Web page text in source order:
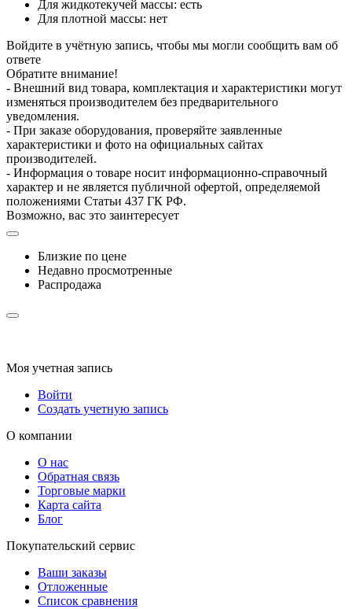
Для жидкотекучей массы: есть
Для плотной массы: нет
Войдите в учётную запись, чтобы мы могли сообщить вам об
ответе
Обратите внимание!
- Внешний вид товара, комплектация и характеристики могут
изменяться производителем без предварительного
уведомления.
- При заказе оборудования, проверяйте заявленные
характеристики и фото на официальных сайтах
производителей.
- Информация о товаре носит информационно-справочный
характер и не является публичной офертой, определяемой
положениями Статьи 437 ГК РФ.
Возможно, вас это заинтересует
Близкие по цене
Недавно просмотренные
Распродажа
Моя учетная запись
Войти
Создать учетную запись
О компании
О нас
Обратная связь
Торговые марки
Карта сайта
Блог
Покупательский сервис
Ваши заказы
Отложенные
Список сравнения